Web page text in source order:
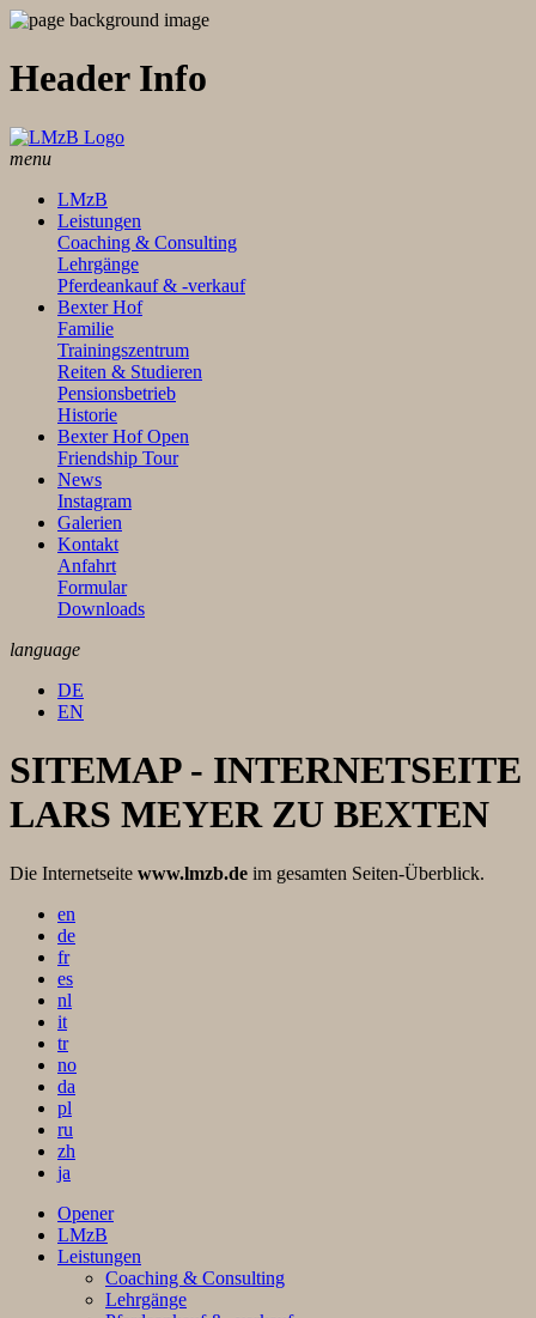
Header Info
menu
LMzB
Leistungen
Coaching & Consulting
Lehrgänge
Pferdeankauf & -verkauf
Bexter Hof
Familie
Trainingszentrum
Reiten & Studieren
Pensionsbetrieb
Historie
Bexter Hof Open
Friendship Tour
News
Instagram
Galerien
Kontakt
Anfahrt
Formular
Downloads
language
DE
EN
SITEMAP - INTERNETSEITE
LARS MEYER ZU BEXTEN
Die Internetseite www.lmzb.de im gesamten Seiten-Überblick.
en
de
fr
es
nl
it
tr
no
da
pl
ru
zh
ja
Opener
LMzB
Leistungen
Coaching & Consulting
Lehrgänge